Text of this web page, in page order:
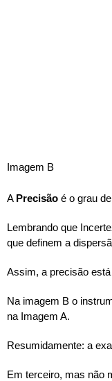
Imagem B
A Precisão é o grau
Lembrando que
que definem a
Assim, a precisão
Na imagem B o
na Imagem A.
Resumidamente: a
Em terceiro, mas não